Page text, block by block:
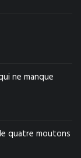
ne manque
quatre moutons